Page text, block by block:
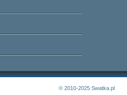
© 2010-2025 Swatka.pl